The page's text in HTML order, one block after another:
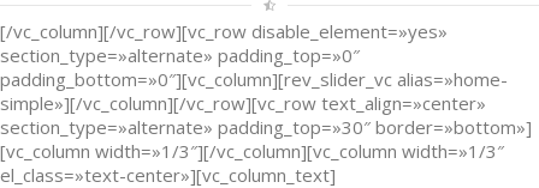
[/vc_column][/vc_row][vc_row disable_element=»yes»
section_type=»alternate» padding_top=»0″
padding_bottom=»0″][vc_column][rev_slider_vc alias=»home-
simple»][/vc_column][/vc_row][vc_row text_align=»center»
section_type=»alternate» padding_top=»30″ border=»bottom»]
[vc_column width=»1/3″][/vc_column][vc_column width=»1/3″
el_class=»text-center»][vc_column_text]